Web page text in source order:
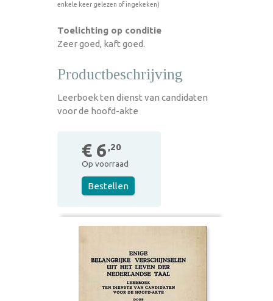
enkele keer gelezen of ingekeken)
Toelichting op conditie
Zeer goed, kaft goed.
Productbeschrijving
Leerboek ten dienst van candidaten
voor de hoofd-akte
€ 6 ,20
Op voorraad
Bestellen